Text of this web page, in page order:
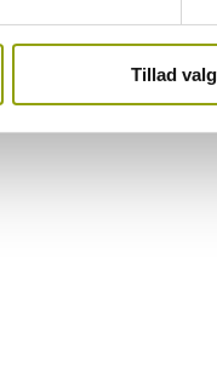
Tillad